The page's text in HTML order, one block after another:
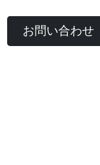
お問い合わせ